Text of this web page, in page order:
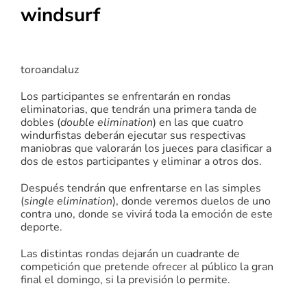
windsurf
toroandaluz
Los participantes se enfrentarán en rondas
eliminatorias, que tendrán una primera tanda de
dobles (double elimination) en las que cuatro
windurfistas deberán ejecutar sus respectivas
maniobras que valorarán los jueces para clasificar a
dos de estos participantes y eliminar a otros dos.
Después tendrán que enfrentarse en las simples
(single elimination), donde veremos duelos de uno
contra uno, donde se vivirá toda la emoción de este
deporte.
Las distintas rondas dejarán un cuadrante de
competición que pretende ofrecer al público la gran
final el domingo, si la previsión lo permite.